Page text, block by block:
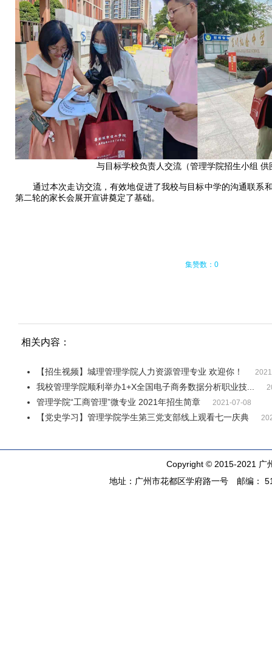
与目标学校负责人交流（管理学院招生小组 供
通过本次走访交流，有效地促进了我校与目标中学的沟通联系
第二轮的家长会展开宣讲奠定了基础。
集赞数：0
相关内容：
【招生视频】城理管理学院人力资源管理专业 欢迎你！
我校管理学院顺利举办1+X全国电子商务数据分析职业技...
管理学院“工商管理”微专业 2021年招生简章 2021-07-08
【党史学习】管理学院学生第三党支部线上观看七一庆典
Copyright © 2015-2021 广
地址：广州市花都区学府路一号 邮编